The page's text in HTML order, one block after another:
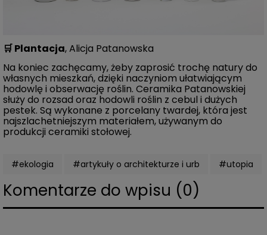
🛒Plantacja, Alicja Patanowska
Na koniec zachęcamy, żeby zaprosić trochę natury do
własnych mieszkań, dzięki naczyniom ułatwiającym
hodowlę i obserwację roślin. Ceramika Patanowskiej
służy do rozsad oraz hodowli roślin z cebul i dużych
pestek. Są wykonane z porcelany twardej, która jest
najszlachetniejszym materiałem, używanym do
produkcji ceramiki stołowej.
#ekologia #artykuły o architekturze i urb #utopia
Komentarze do wpisu (0)